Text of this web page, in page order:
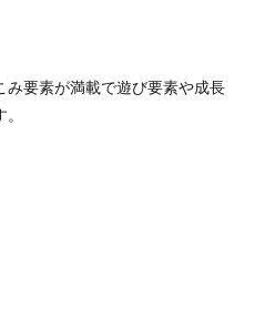
み要素が満載で遊び要素や成長